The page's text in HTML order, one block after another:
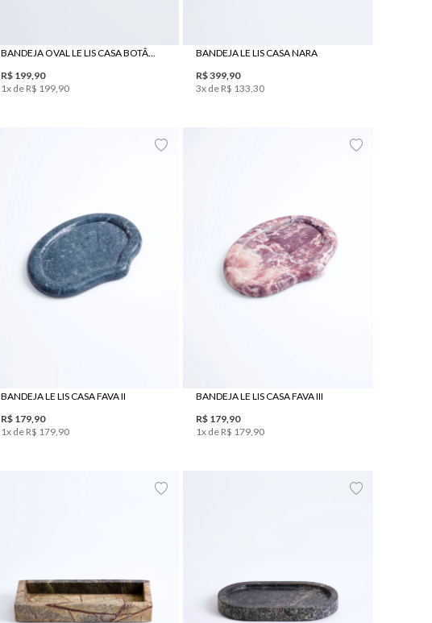
BANDEJA OVAL LE LIS CASA BOTÂNICA II
R$ 199, 90
1x de R$ 199, 90
BANDEJA LE LIS CASA NARA
R$399, 90
3x de R$ 133 30
BANDEJA LE LIS CASA FAVA II
R$ 179, 90
1x de R$ 179, 90
BANDEJA LE LIS CASA FAVA III
R$ 179, 90
1x de R$ 179, 90